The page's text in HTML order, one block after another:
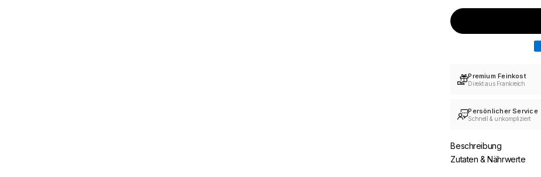
Premium Feinkost
Direkt aus Frankreich
Persönlicher Service
Schnell & unkompliziert
Beschreibung
Zutaten & Nährwerte